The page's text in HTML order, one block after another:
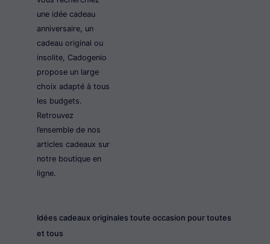
une idée cadeau
anniversaire, un
cadeau original ou
insolite, Cadogenio
propose un large
choix adapté à tous
les budgets.
Retrouvez
l’ensemble de nos
articles cadeaux sur
notre boutique en
ligne.
Idées cadeaux originales toute occasion pour toutes
et tous